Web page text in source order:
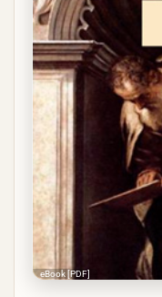
eBook [PDF]